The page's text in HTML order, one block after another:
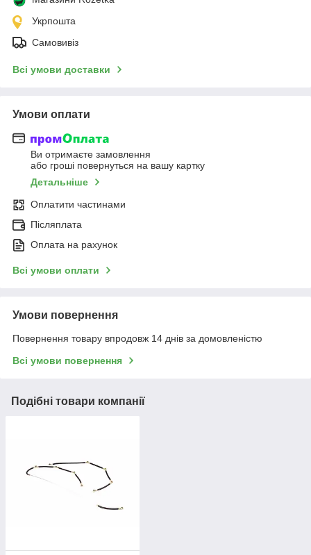
Укрпошта
Самовивіз
Всі умови доставки
Умови оплати
Ви отримаєте замовлення
або гроші повернуться на вашу картку
Детальніше
Оплатити частинами
Післяплата
Оплата на рахунок
Всі умови оплати
Умови повернення
Повернення товару впродовж 14 днів за домовленістю
Всі умови повернення
Подібні товари компанії